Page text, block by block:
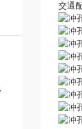
交通